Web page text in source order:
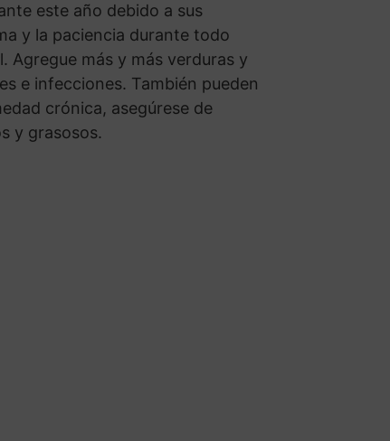
este año debido a sus
y la paciencia durante todo
Agregue más y más verduras y
e infecciones. También pueden
crónica, asegúrese de
y grasosos.